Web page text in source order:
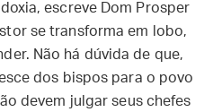
escreve Dom Prosper
se transforma em lobo,
Não há dúvida de que,
dos bispos para o povo
devem julgar seus chefes